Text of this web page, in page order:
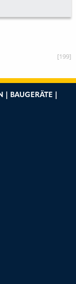
[199]
| BAUGERÄTE |